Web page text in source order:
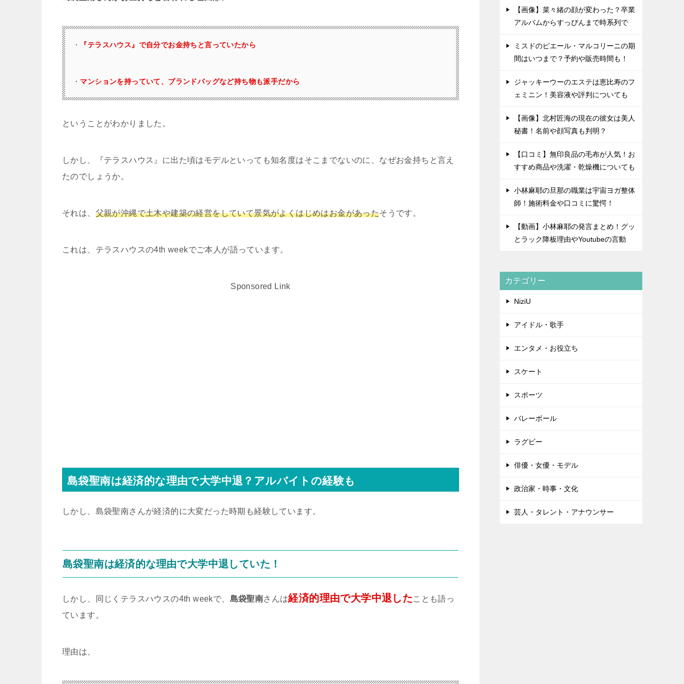
・ 『テラスハウス』で自分でお金持ちと言っていたから
・ マンションを持っていて、ブランドバッグなど持ち物も派手だから
ということがわかりました。
しかし、『テラスハウス』に出た頃はモデルといっても知名度はそこまでないのに、なぜお金持ちと言え
たのでしょうか。
それは、 父親が沖縄で土木や建築の経営をしていて景気がよくはじめはお金があったそうです。
これは、テラスハウスの4th weekでご本人が語っています。
Sponsored Link
島袋聖南は経済的な理由で大学中退？アルバイトの経験も
しかし、島袋聖南さんが経済的に大変だった時期も経験しています。
島袋聖南は経済的な理由で大学中退していた！
しかし、同じくテラスハウスの4th weekで、 島袋聖南さんは経済的理由で大学中退したことも語っ
ています。
理由は、
【画像】菜々緒の顔が変わった？卒業
アルバムからすっぴんまで時系列で
ミスドのピエール・マルコリーニの期
間はいつまで？予約や販売時間も！
ジャッキーウーのエステは恵比寿のフ
ェミニン！美容液や評判についても
【画像】北村匠海の現在の彼女は美人
秘書！名前や顔写真も判明？
【口コミ】無印良品の毛布が人気！お
すすめ商品や洗濯・乾燥機についても
小林麻耶の旦那の職業は宇宙ヨガ整体
師！施術料金や口コミに驚愕！
【動画】小林麻耶の発言まとめ！グッ
とラック降板理由やYoutubeの言動
カテゴリー
NiziU
アイドル・歌手
エンタメ・お役立ち
スケート
スポーツ
バレーボール
ラグビー
俳優・女優・モデル
政治家・時事・文化
芸人・タレント・アナウンサー